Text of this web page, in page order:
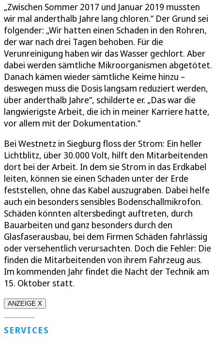
„Zwischen Sommer 2017 und Januar 2019 mussten
wir mal anderthalb Jahre lang chloren.“ Der Grund sei
folgender: „Wir hatten einen Schaden in den Rohren,
der war nach drei Tagen behoben. Für die
Verunreinigung haben wir das Wasser gechlort. Aber
dabei werden sämtliche Mikroorganismen abgetötet.
Danach kämen wieder sämtliche Keime hinzu –
deswegen muss die Dosis langsam reduziert werden,
über anderthalb Jahre“, schilderte er. „Das war die
langwierigste Arbeit, die ich in meiner Karriere hatte,
vor allem mit der Dokumentation.“
Bei Westnetz in Siegburg floss der Strom: Ein heller
Lichtblitz, über 30.000 Volt, hilft den Mitarbeitenden
dort bei der Arbeit. In dem sie Strom in das Erdkabel
leiten, können sie einen Schaden unter der Erde
feststellen, ohne das Kabel auszugraben. Dabei helfe
auch ein besonders sensibles Bodenschallmikrofon.
Schäden könnten altersbedingt auftreten, durch
Bauarbeiten und ganz besonders durch den
Glasfaserausbau, bei dem Firmen Schäden fahrlässig
oder versehentlich verursachten. Doch die Fehler: Die
finden die Mitarbeitenden von ihrem Fahrzeug aus.
Im kommenden Jahr findet die Nacht der Technik am
15. Oktober statt.
ANZEIGE X
SERVICES